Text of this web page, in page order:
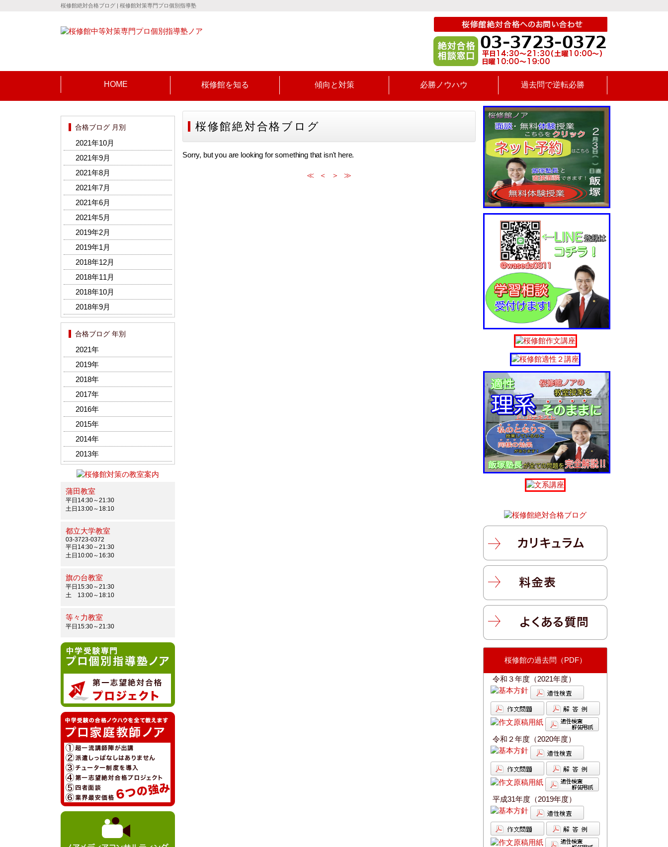
桜修館絶対合格ブログ | 桜修館対策専門プロ個別指導塾
HOME 桜修館を知る 傾向と対策 必勝ノウハウ 過去問で逆転必勝
桜修館絶対合格ブログ
Sorry, but you are looking for something that isn't here.
≪ ＜ ＞ ≫
合格ブログ 月別
2021年10月
2021年9月
2021年8月
2021年7月
2021年6月
2021年5月
2019年2月
2019年1月
2018年12月
2018年11月
2018年10月
2018年9月
合格ブログ 年別
2021年
2019年
2018年
2017年
2016年
2015年
2014年
2013年
蒲田教室
平日14:30～21:30
土日13:00～18:10
都立大学教室
03-3723-0372
平日14:30～21:30
土日10:00～16:30
旗の台教室
平日15:30～21:30
土 13:00～18:10
等々力教室
平日15:30～21:30
桜修館の過去問（PDF）
令和３年度（2021年度）
令和２年度（2020年度）
平成31年度（2019年度）